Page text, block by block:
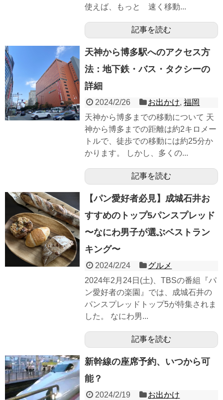
使えば、もっと 速く移動...
記事を読む
天神から博多駅へのアクセス方
法：地下鉄・バス・タクシーの
詳細
2024/2/26 お出かけ,福岡
天神から博多までの移動について 天
神から博多までの距離は約2キロメー
トルで、徒歩での移動には約25分か
かります。 しかし、多くの...
記事を読む
【パン愛好者必見】成城石井お
すすめのトップ5パンスプレッド
〜なにわ男子が選ぶベストラン
キング〜
2024/2/24
グルメ
2024年2月24日(土)、TBSの番組『パ
ン愛好者の楽園』では、成城石井の
パンスプレッドトップ5が特集されま
した。 なにわ男...
記事を読む
新幹線の座席予約、いつから可
能？
2024/2/19
お出かけ